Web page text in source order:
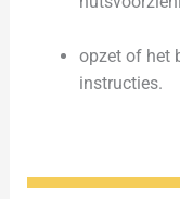
opzet of het
instructies.